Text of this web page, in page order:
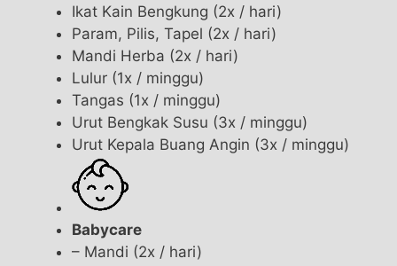
Ikat Kain Bengkung (2x / hari)
Param, Pilis, Tapel (2x / hari)
Mandi Herba (2x / hari)
Lulur (1x / minggu)
Tangas (1x / minggu)
Urut Bengkak Susu (3x / minggu)
Urut Kepala Buang Angin (3x / minggu)
Babycare
– Mandi (2x / hari)